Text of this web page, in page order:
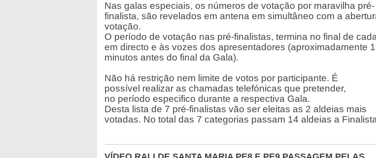
Nas galas especiais, os números de votação por maravilha pré-
finalista, são revelados em antena em simultâneo com a
votação.
O período de votação nas pré-finalistas, termina no final de
em directo e às vozes dos apresentadores (aproximadamente
minutos antes do final da Gala).
Não há restrição nem limite de votos por participante. É
possível realizar as chamadas telefónicas que pretender,
no período especifico durante a respectiva Gala.
Desta lista de 7 pré-finalistas vão ser eleitas as 2 aldeias mais
votadas. No total das 7 categorias passam 14 aldeias a